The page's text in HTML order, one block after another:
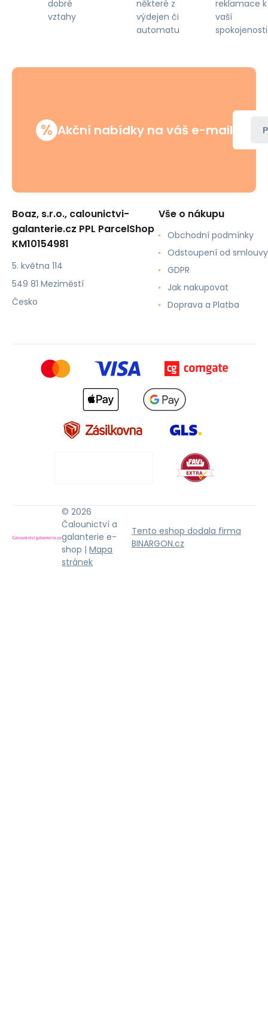
dobré
vztahy
některé z
výdejen či
automatu
reklamace k
vaší
spokojenosti
% Akční nabídky na váš e-mail
Boaz, s.r.o., calounictvi-
galanterie.cz PPL ParcelShop
KM10154981
5. května 114
549 81 Meziměstí
Česko
Vše o nákupu
Obchodní podmínky
Odstoupení od smlouvy
GDPR
Jak nakupovat
Doprava a Platba
© 2026
Čalounictví a
galanterie e-
shop |Mapa
stránek
Tento eshop dodala firma
BINARGON.cz